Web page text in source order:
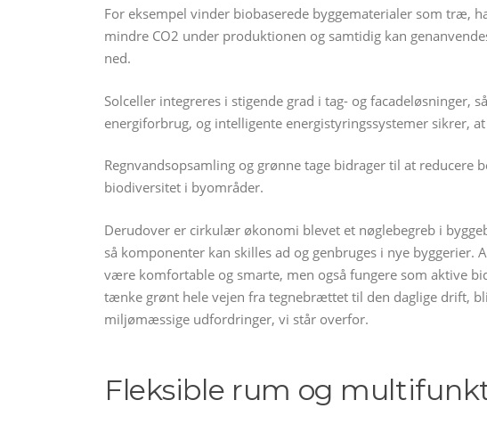
For eksempel vinder biobaserede byggematerialer som træ,
mindre CO2 under produktionen og samtidig kan
ned.
Solceller integreres i stigende grad i tag- og facadeløsninger,
energiforbrug, og intelligente energistyringssystemer sikrer,
Regnvandsopsamling og grønne tage bidrager til at reducere
biodiversitet i byområder.
Derudover er cirkulær økonomi blevet et nøglebegreb i
så komponenter kan skilles ad og genbruges i nye
være komfortable og smarte, men også fungere som aktive
tænke grønt hele vejen fra tegnebrættet til den daglige drift,
miljømæssige udfordringer, vi står overfor.
Fleksible rum og